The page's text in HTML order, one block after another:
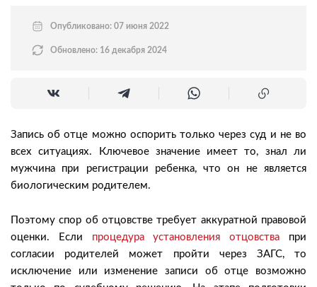
Опубликовано: 07 июня 2022
Обновлено: 16 декабря 2024
Запись об отце можно оспорить только через суд и не во
всех ситуациях. Ключевое значение имеет то, знал ли
мужчина при регистрации ребенка, что он не является
биологическим родителем.
Поэтому спор об отцовстве требует аккуратной правовой
оценки. Если процедура установления отцовства при
согласии родителей может пройти через ЗАГС, то
исключение или изменение записи об отце возможно